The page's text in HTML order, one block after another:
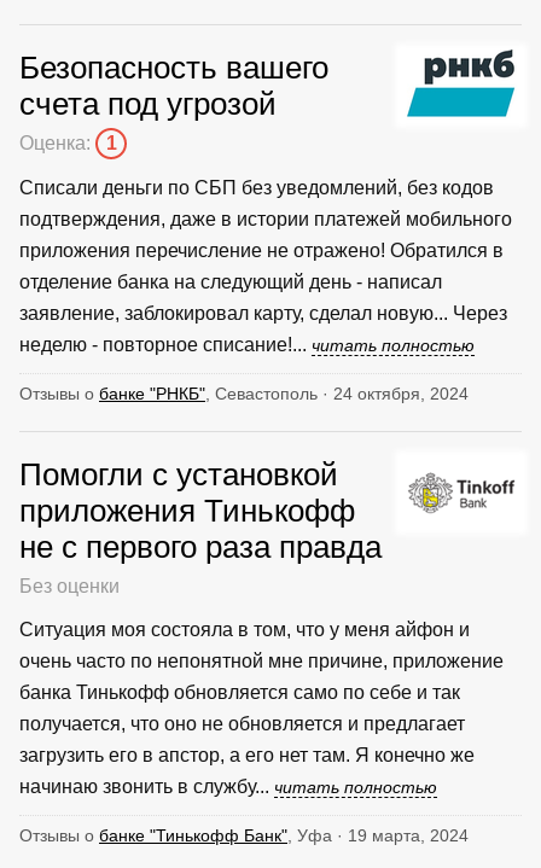
Безопасность вашего
счета под угрозой
Оценка: 1
Списали деньги по СБП без уведомлений, без кодов
подтверждения, даже в истории платежей мобильного
приложения перечисление не отражено! Обратился в
отделение банка на следующий день - написал
заявление, заблокировал карту, сделал новую... Через
неделю - повторное списание!... читать полностью
Отзывы о банке "РНКБ" , Севастополь · 24 октября, 2024
Помогли с установкой
приложения Тинькофф
не с первого раза правда
Без оценки
Ситуация моя состояла в том, что у меня айфон и
очень часто по непонятной мне причине, приложение
банка Тинькофф обновляется само по себе и так
получается, что оно не обновляется и предлагает
загрузить его в апстор, а его нет там. Я конечно же
начинаю звонить в службу... читать полностью
Отзывы о банке "Тинькофф Банк" , Уфа · 19 марта, 2024